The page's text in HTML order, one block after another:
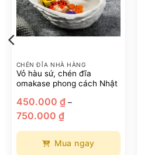
CHÉN ĐĨA NHÀ HÀNG
Vỏ hàu sứ, chén đĩa
omakase phong cách Nhật
450.000 ₫ –
750.000 ₫Khoảng
giá:
đến
750.000 ₫
Mua ngay